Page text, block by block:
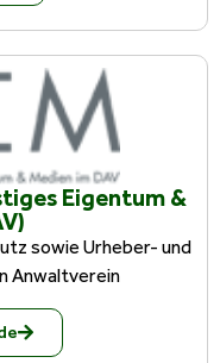
Eigentum &
sowie Urheber- und
Anwaltverein